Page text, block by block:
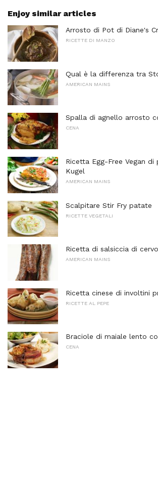
Enjoy similar articles
Arrosto di Pot di Diane's
RICETTE DI MANZO
Qual è la differenza tra
AMERICAN MAINS
Spalla di agnello arrosto
CENA
Ricetta Egg-Free Vegan
Kugel
AMERICAN MAINS
Scalpitare Stir Fry patate
RICETTE VEGETALI
Ricetta di salsiccia di
AMERICAN MAINS
Ricetta cinese di involtini
RICETTE AL PEPE
Braciole di maiale lento
CENA